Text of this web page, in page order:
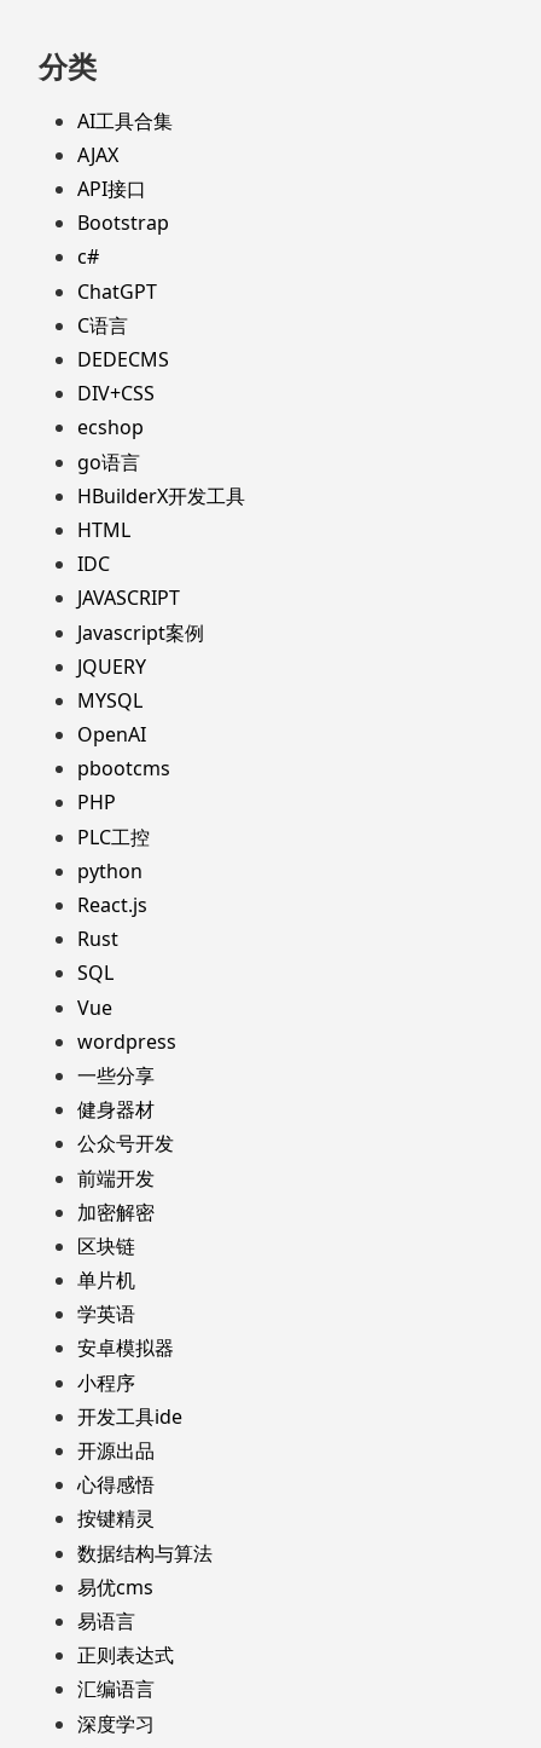
分类
AI工具合集
AJAX
API接口
Bootstrap
c#
ChatGPT
C语言
DEDECMS
DIV+CSS
ecshop
go语言
HBuilderX开发工具
HTML
IDC
JAVASCRIPT
Javascript案例
JQUERY
MYSQL
OpenAI
pbootcms
PHP
PLC工控
python
React.js
Rust
SQL
Vue
wordpress
一些分享
健身器材
公众号开发
前端开发
加密解密
区块链
单片机
学英语
安卓模拟器
小程序
开发工具ide
开源出品
心得感悟
按键精灵
数据结构与算法
易优cms
易语言
正则表达式
汇编语言
深度学习